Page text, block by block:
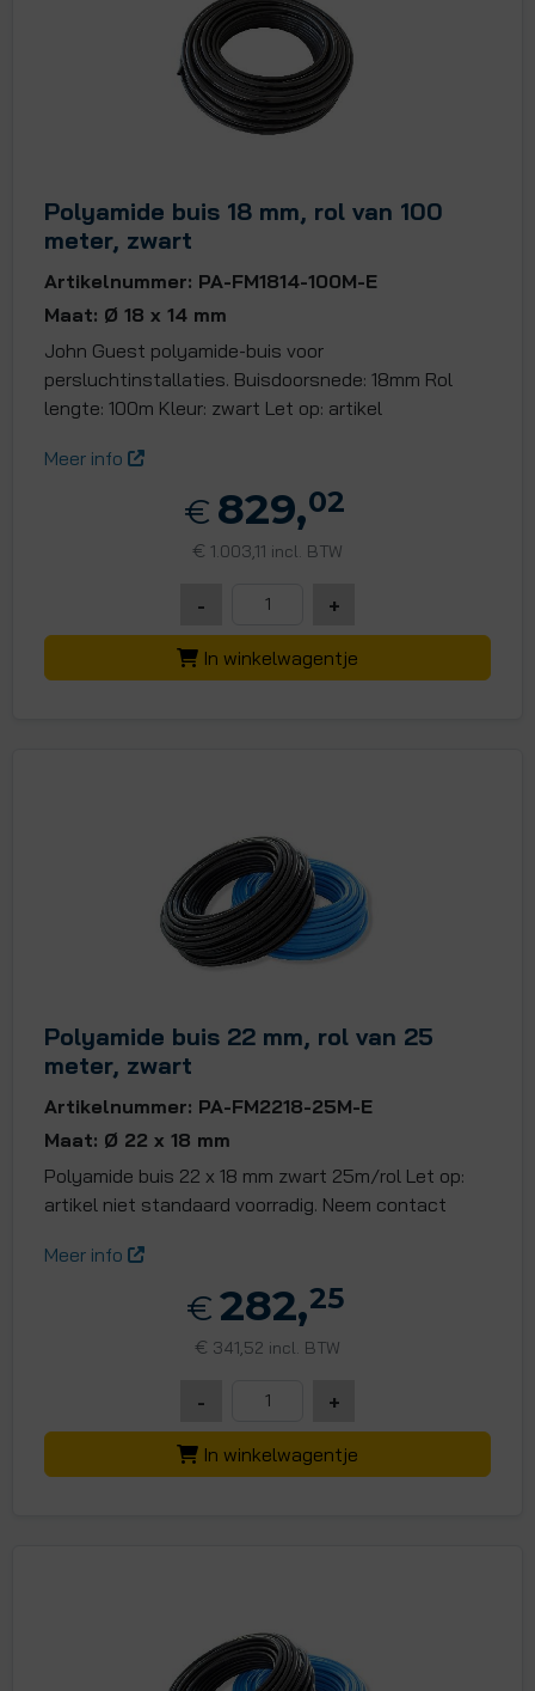
Polyamide buis 18 mm, rol van 100
meter, zwart
Artikelnummer: PA-FM1814-100M-E
Maat: Ø 18 x 14 mm
John Guest polyamide-buis voor
persluchtinstallaties. Buisdoorsnede: 18mm Rol
lengte: 100m Kleur: zwart Let op: artikel
Meer info
€ 829,02
€ 1.003,11 incl. BTW
- +
In winkelwagentje
Polyamide buis 22 mm, rol van 25
meter, zwart
Artikelnummer: PA-FM2218-25M-E
Maat: Ø 22 x 18 mm
Polyamide buis 22 x 18 mm zwart 25m/rol Let op:
artikel niet standaard voorradig. Neem contact
Meer info
€ 282,25
€ 341,52 incl. BTW
- +
In winkelwagentje